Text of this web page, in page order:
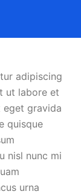
adipiscing
ut labore et
eget gravida
quisque
nisl nunc mi
urna